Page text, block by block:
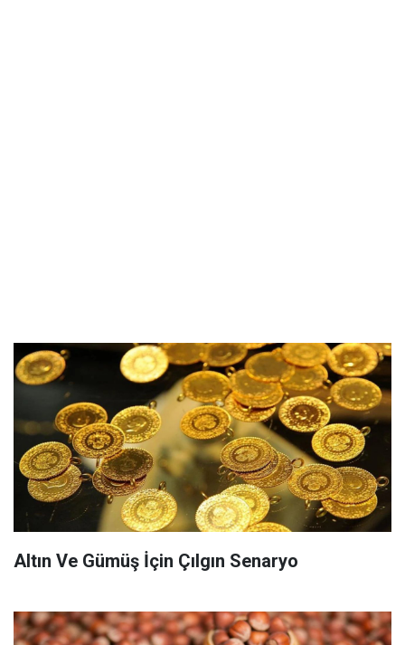
Altın Ve Gümüş İçin Çılgın Senaryo